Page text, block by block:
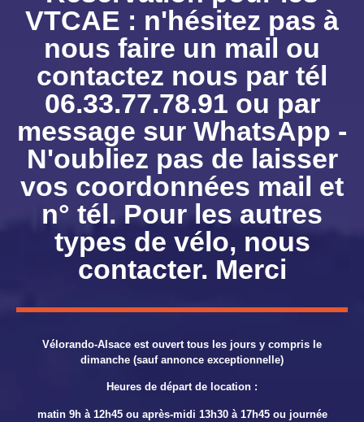
VTCAE : n'hésitez pas à
nous faire un mail ou
contactez nous par tél
06.33.77.78.91 ou par
message sur WhatsApp -
N'oubliez pas de laisser
vos coordonnées mail et
n° tél. Pour les autres
types de vélo, nous
contacter. Merci
Vélorando-Alsace est ouvert tous les jours y compris le
dimanche (sauf annonce exceptionnelle)
Heures de départ de location :
matin 9h à 12h45 ou après-midi 13h30 à 17h45 ou journée